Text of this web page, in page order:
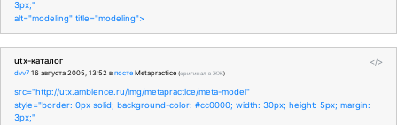
3px;"
alt="modeling" title="modeling">
</>
utx-каталог
dvv7 16 августа 2005, 13:52 в посте Metapractice (оригинал в ЖЖ)
src="http://utx.ambience.ru/img/metapractice/meta-model"
style="border: 0px solid; background-color: #cc0000; width: 30px; height: 5px; margin:
3px;"